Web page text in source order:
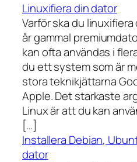
Linuxifiera din dator
Varför ska du linuxifiera
år gammal
kan ofta användas i
du ett system som är
stora teknikjättarna
Apple. Det starkaste
Linux är att du kan
[…]
Installera Debian,
dator